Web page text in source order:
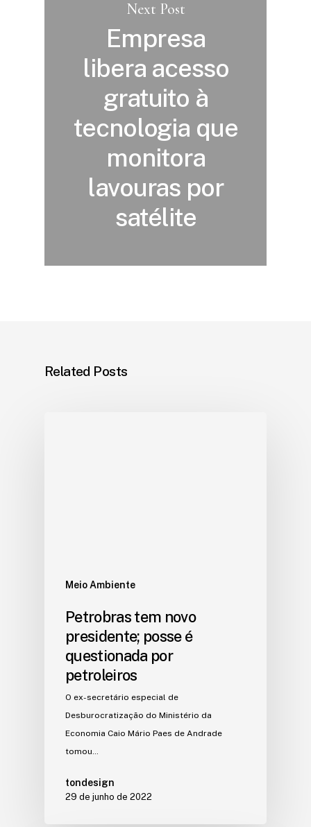
Next Post
Empresa
libera acesso
gratuito à
tecnologia que
monitora
lavouras por
satélite
Related Posts
Meio Ambiente
Petrobras tem novo
presidente; posse é
questionada por
petroleiros
O ex-secretário especial de
Desburocratização do Ministério da
Economia Caio Mário Paes de Andrade
tomou…
tondesign
29 de junho de 2022